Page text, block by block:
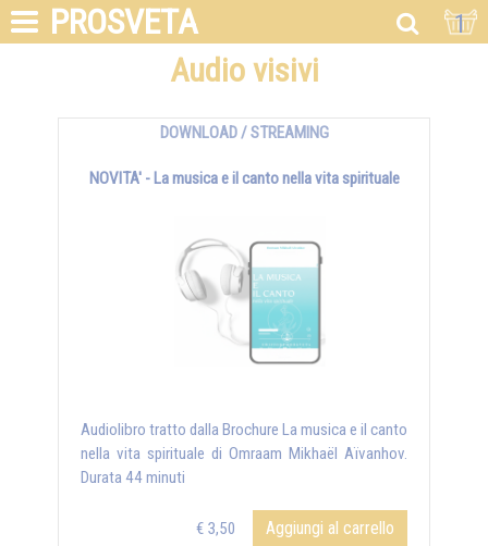
PROSVETA 1
Audio visivi
DOWNLOAD / STREAMING
NOVITA' - La musica e il canto nella vita spirituale
Audiolibro tratto dalla Brochure La musica e il canto
nella vita spirituale di Omraam Mikhaël Aïvanhov.
Durata 44 minuti
€ 3,50 Aggiungi al carrello